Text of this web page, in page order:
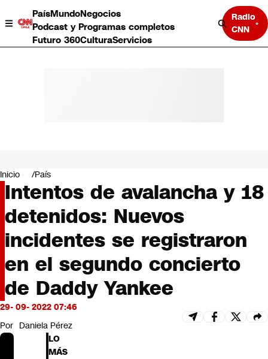
PaísMundoNegocios
Podcast y Programas completos
Futuro 360CulturaServicios
Radio
CNN
Negocios
Deportes
Programas completos
Cultura
Servicios
Bits
CNN tiempo
Futuro 360
Opinión
Inicio País
Intentos de avalancha y 18
detenidos: Nuevos
incidentes se registraron
en el segundo concierto
de Daddy Yankee
29- 09- 2022 07:46
Por Daniela Pérez
LO
MÁS